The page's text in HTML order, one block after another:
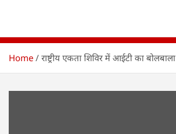
Home राष्ट्रीय एकता शिविर में आईटी का बोलबाला